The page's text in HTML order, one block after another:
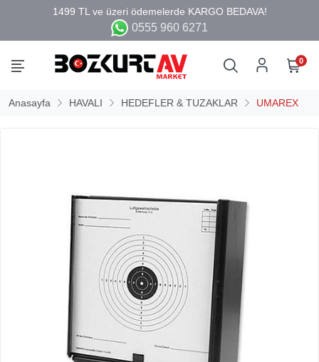
0555 960 6271
0
Anasayfa HAVALI HEDEFLER & TUZAKLAR UMAREX